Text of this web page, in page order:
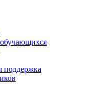
поддержка